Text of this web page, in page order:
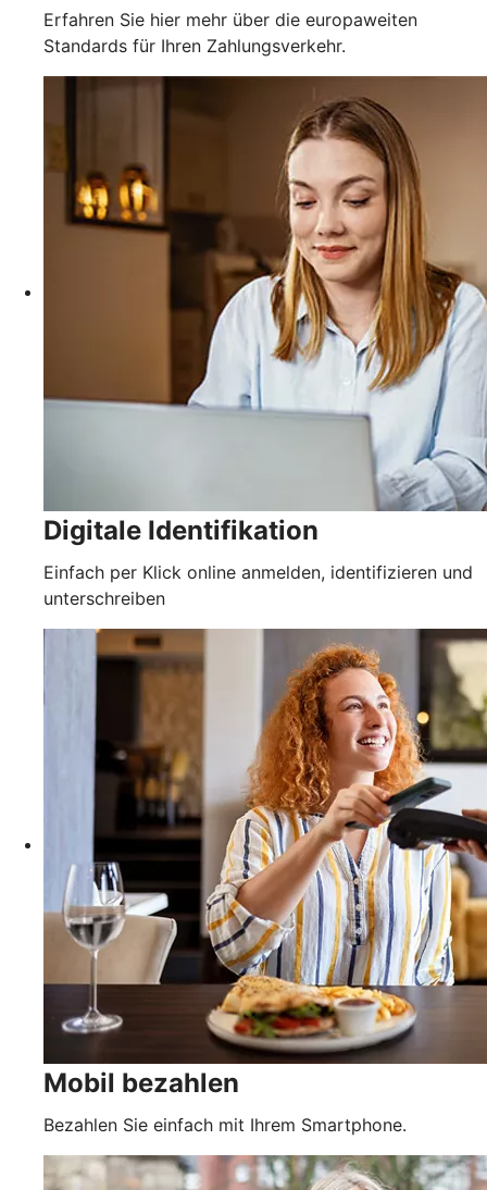
Erfahren Sie hier mehr über die europaweiten
Standards für Ihren Zahlungsverkehr.
Digitale Identifikation
Einfach per Klick online anmelden, identifizieren und
unterschreiben
Mobil bezahlen
Bezahlen Sie einfach mit Ihrem Smartphone.